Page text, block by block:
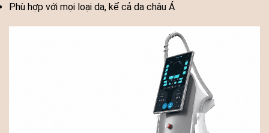
Phù hợp với mọi loại da, kể cả da châu Á